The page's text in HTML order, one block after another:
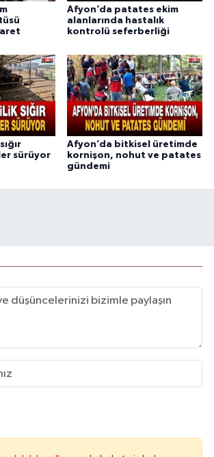
Afyon’da patates ekim
alanlarında hastalık
kontrolü seferberliği
sürüyor
Afyon’da bitkisel üretimde
kornişon, nohut ve patates
gündemi